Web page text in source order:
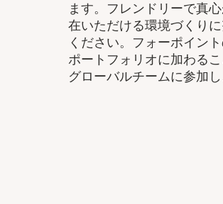
ます。フレンドリーで真
在いただける環境づくり
ください。フォーポイン
ポートフォリオに加わる
グローバルチームに参加し